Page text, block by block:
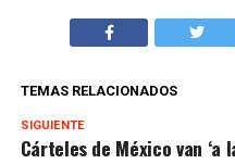
TEMAS RELACIONADOS
SIGUIENTE
Cárteles de México van ‘a